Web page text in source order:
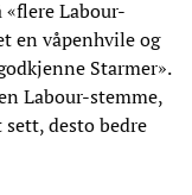
Labour-
en våpenhvile og
Starmer».
Labour-stemme,
desto bedre